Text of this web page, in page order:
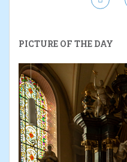
PICTURE OF THE DAY